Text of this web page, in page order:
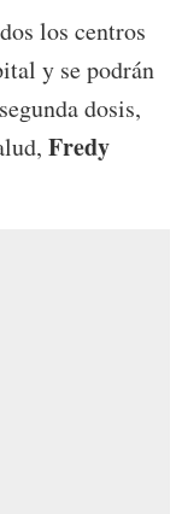
los centros
y se podrán
dosis,
Fredy